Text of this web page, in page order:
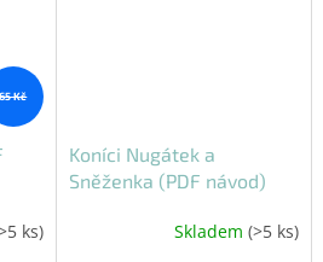
65 Kč
ks)
Koníci Nugátek a
Sněženka (PDF návod)
Skladem (>5 ks)